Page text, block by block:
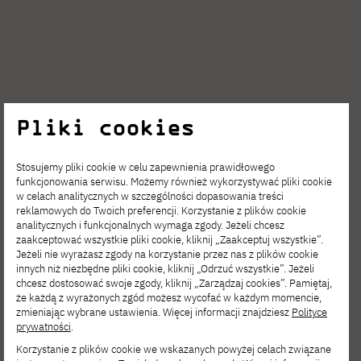
SIE 06, 2026
Film Spring Open – zgłoś się
na interdyscyplinarne warsztaty filmowe!
Pliki cookies
Stosujemy pliki cookie w celu zapewnienia prawidłowego
funkcjonowania serwisu. Możemy również wykorzystywać pliki cookie
w celach analitycznych w szczególności dopasowania treści
reklamowych do Twoich preferencji. Korzystanie z plików cookie
analitycznych i funkcjonalnych wymaga zgody. Jeżeli chcesz
zaakceptować wszystkie pliki cookie, kliknij „Zaakceptuj wszystkie”.
Jeżeli nie wyrażasz zgody na korzystanie przez nas z plików cookie
innych niż niezbędne pliki cookie, kliknij „Odrzuć wszystkie”. Jeżeli
chcesz dostosować swoje zgody, kliknij „Zarządzaj cookies”. Pamiętaj,
że każdą z wyrażonych zgód możesz wycofać w każdym momencie,
zmieniając wybrane ustawienia. Więcej informacji znajdziesz Polityce
prywatności.
Korzystanie z plików cookie we wskazanych powyżej celach związane